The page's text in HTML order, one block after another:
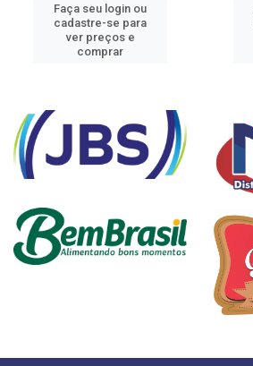
Faça seu login ou
cadastre-se para
ver preços e
comprar